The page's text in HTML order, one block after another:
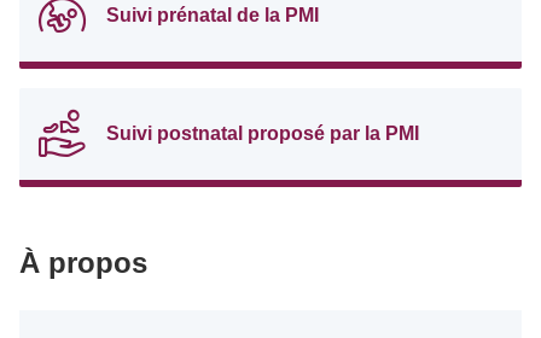
Suivi prénatal de la PMI
Suivi postnatal proposé par la PMI
À propos